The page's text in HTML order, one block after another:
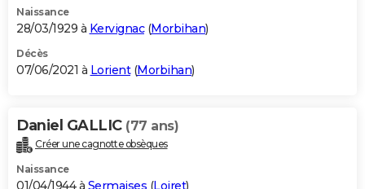
Naissance
28/03/1929 à Kervignac(Morbihan)
Décès
07/06/2021 à Lorient(Morbihan)
Daniel GALLIC (77 ans)
Créer une cagnotte obsèques
Naissance
01/04/1944 à Sermaises (Loiret)